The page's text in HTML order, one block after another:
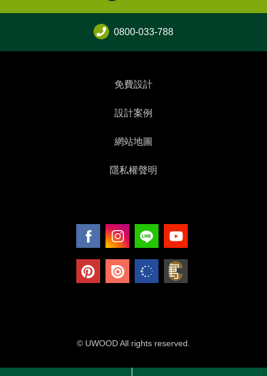
0800-033-788
免費設計
設計案例
網站地圖
隱私權聲明
© UWOOD All rights reserved.